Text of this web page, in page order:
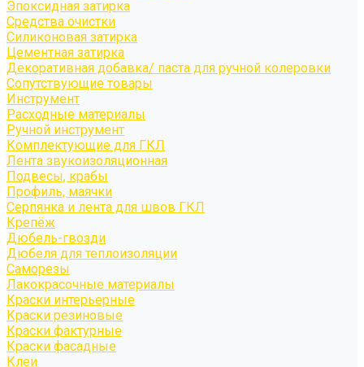
Эпоксидная затирка
Средства очистки
Силиконовая затирка
Цементная затирка
Декоративная добавка/ паста для ручной колеровки
Сопутствующие товары
Инструмент
Расходные материалы
Ручной инструмент
Комплектующие для ГКЛ
Лента звукоизоляционная
Подвесы, крабы
Профиль, маячки
Серпянка и лента для швов ГКЛ
Крепёж
Дюбель-гвозди
Дюбеля для теплоизоляции
Саморезы
Лакокрасочные материалы
Краски интерьерные
Краски резиновые
Краски фактурные
Краски фасадные
Клеи